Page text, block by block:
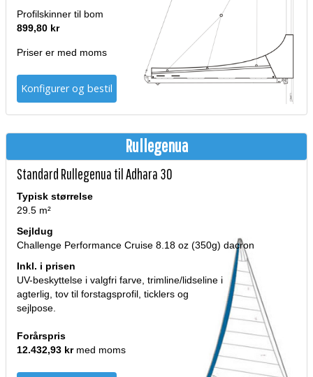
Profilskinner til bom
899,80 kr
Priser er med moms
Konfigurer og bestil
Rullegenua
Standard Rullegenua til Adhara 30
Typisk størrelse
29.5 m²
Sejldug
Challenge Performance Cruise 8.18 oz (350g) dacron
Inkl. i prisen
UV-beskyttelse i valgfri farve, trimline/lidseline i
agterlig, tov til forstagsprofil, ticklers og
sejlpose.
Forårspris
12.432,93 krmed moms